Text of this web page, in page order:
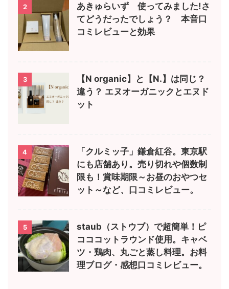
2
あきゅらいず 使ってみました!さ
てどうだったでしょう？ 本音口
コミレビューと効果
3
【N organic】と【N.】は同じ？
違う？ エヌオーガニックとエヌド
ット
4
「クルミッ子」鎌倉紅谷。東京駅
にも店舗あり。売り切れや個数制
限も！賞味期限～お昼のおやつセ
ット～など、口コミレビュー。
5
staub（ストウブ）で超簡単！ピ
コココットラウンド使用。キャベ
ツ・鶏肉、丸ごと蒸し料理。お料
理ブログ・感想口コミレビュー。